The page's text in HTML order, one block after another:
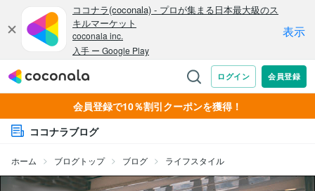
会員登録で10％割引クーポンを獲得！
ココナラブログ
ホーム ブログトップ ブログ ライフスタイル